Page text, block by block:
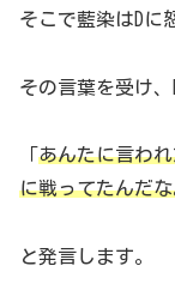
そこで藍染はDに
その言葉を受け、
「あんたに言わ
に戦ってたんだ
と発言します。